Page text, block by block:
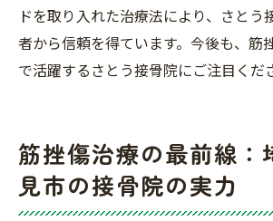
ドを取り入れた治療法により、さとう
者から信頼を得ています。今後も、筋
で活躍するさとう接骨院にご注目くだ
筋挫傷治療の最前線：
見市の接骨院の実力